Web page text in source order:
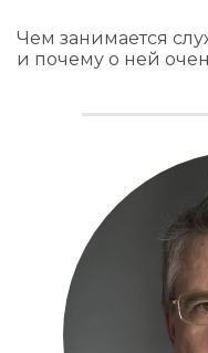
Чем занимается
и почему о ней